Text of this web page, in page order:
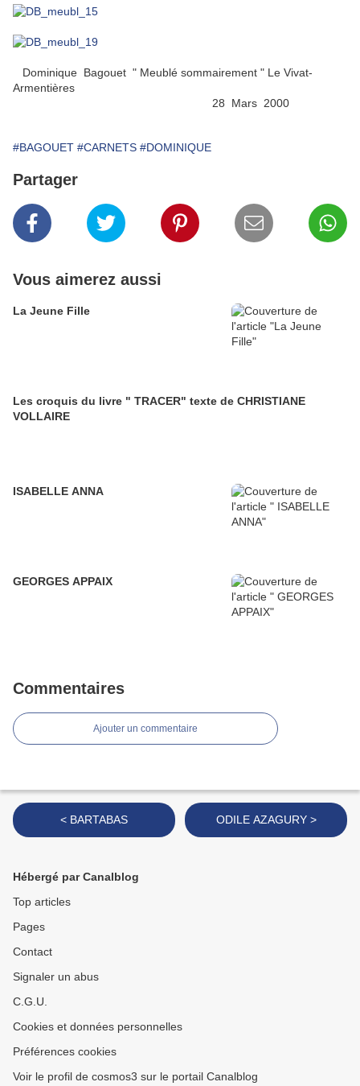
Dominique Bagouet " Meublé sommairement " Le Vivat-
Armentières
28 Mars 2000
#BAGOUET #CARNETS #DOMINIQUE
Partager
Vous aimerez aussi
La Jeune Fille
Les croquis du livre " TRACER" texte de CHRISTIANE
VOLLAIRE
ISABELLE ANNA
GEORGES APPAIX
Commentaires
Ajouter un commentaire
< BARTABAS ODILE AZAGURY >
Hébergé par Canalblog
Top articles
Pages
Contact
Signaler un abus
C.G.U.
Cookies et données personnelles
Préférences cookies
Voir le profil de cosmos3 sur le portail Canalblog